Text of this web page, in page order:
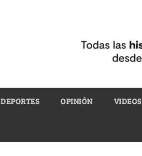
DEPORTES OPINIÓN VIDEOS